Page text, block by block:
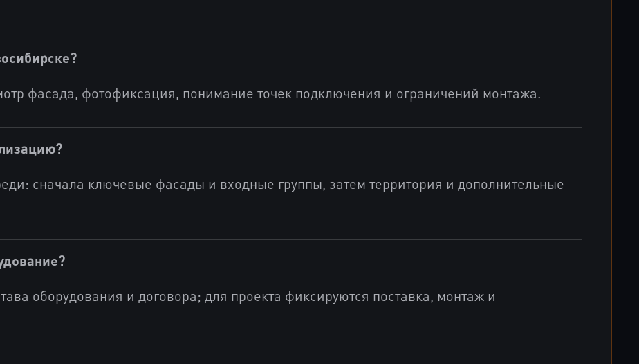
фасада, фотофиксация, понимание точек подключения и ограничений монтажа.
сначала ключевые фасады и входные группы, затем территория и дополнительные
оборудования и договора; для проекта фиксируются поставка, монтаж и